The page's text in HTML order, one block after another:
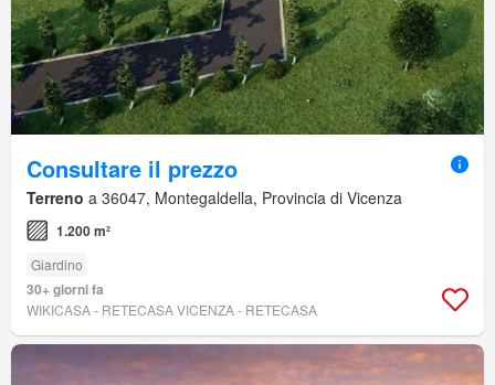
Consultare il prezzo
Terreno a 36047, Montegaldella, Provincia di Vicenza
1.200 m²
Giardino
30+ giorni fa
WIKICASA - RETECASA VICENZA - RETECASA